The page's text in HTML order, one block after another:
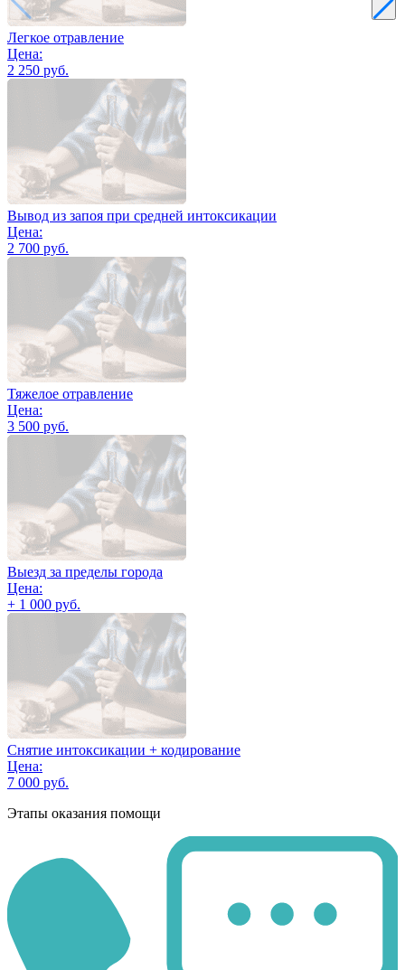
Легкое отравление
Цена:
2 250 руб.
Вывод из запоя при средней интоксикации
Цена:
2 700 руб.
Тяжелое отравление
Цена:
3 500 руб.
Выезд за пределы города
Цена:
+ 1 000 руб.
Снятие интоксикации + кодирование
Цена:
7 000 руб.
Этапы оказания помощи